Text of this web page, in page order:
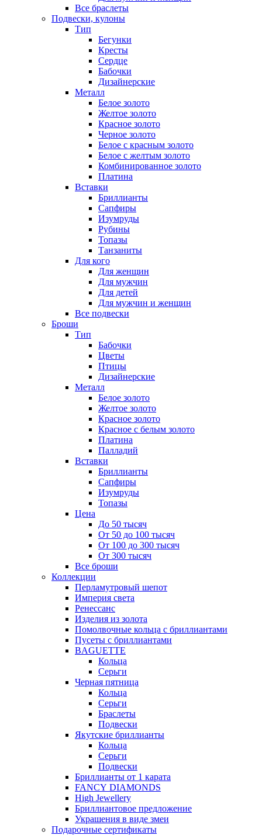
Все браслеты
Подвески, кулоны
Тип
Бегунки
Кресты
Сердце
Бабочки
Дизайнерские
Металл
Белое золото
Желтое золото
Красное золото
Черное золото
Белое с красным золото
Белое с желтым золото
Комбинированное золото
Платина
Вставки
Бриллианты
Сапфиры
Изумруды
Рубины
Топазы
Танзаниты
Для кого
Для женщин
Для мужчин
Для детей
Для мужчин и женщин
Все подвески
Броши
Тип
Бабочки
Цветы
Птицы
Дизайнерские
Металл
Белое золото
Желтое золото
Красное золото
Красное с белым золото
Платина
Палладий
Вставки
Бриллианты
Сапфиры
Изумруды
Топазы
Цена
До 50 тысяч
От 50 до 100 тысяч
От 100 до 300 тысяч
От 300 тысяч
Все броши
Коллекции
Перламутровый шепот
Империя света
Ренессанс
Изделия из золота
Помолвочные кольца с бриллиантами
Пусеты с бриллиантами
BAGUETTE
Кольца
Серьги
Черная пятница
Кольца
Серьги
Браслеты
Подвески
Якутские бриллианты
Кольца
Серьги
Подвески
Бриллианты от 1 карата
FANCY DIAMONDS
High Jewellery
Бриллиантовое предложение
Украшения в виде змеи
Подарочные сертификаты